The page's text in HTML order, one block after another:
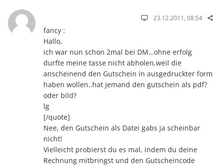
23.12.2011, 08:54
fancy :
Hallo,
ich war nun schon 2mal bei DM…ohne erfolg
durfte meine tasse nicht abholen,weil die
anscheinend den Gutschein in ausgedruckter form
haben wollen..hat jemand den gutschein als pdf?
oder bild?
lg
[/quote]
Nee, den Gutschein als Datei gabs ja scheinbar
nicht!
Vielleicht probierst du es mal, indem du deine
Rechnung mitbringst und den Gutscheincode